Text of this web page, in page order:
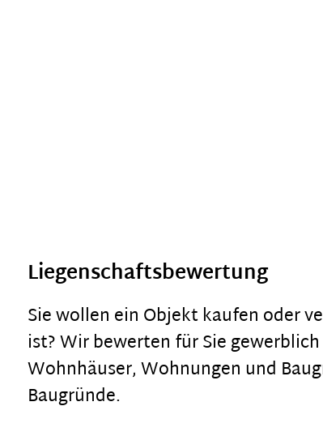
Liegenschaftsbewertung
Sie wollen ein Objekt kaufen oder
ist? Wir bewerten für Sie
Wohnhäuser, Wohnungen und
Baugründe.